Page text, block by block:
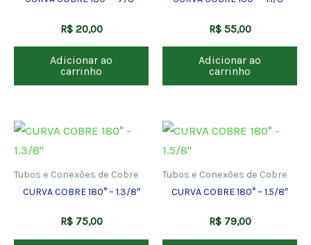
R$20,00
Adicionar ao
carrinho
R$55,00
Adicionar ao
carrinho
Tubos e Conexões de Cobre
CURVA COBRE 180° – 1.3/8″
R$75,00
Tubos e Conexões de Cobre
CURVA COBRE 180° – 1.5/8″
R$79,00